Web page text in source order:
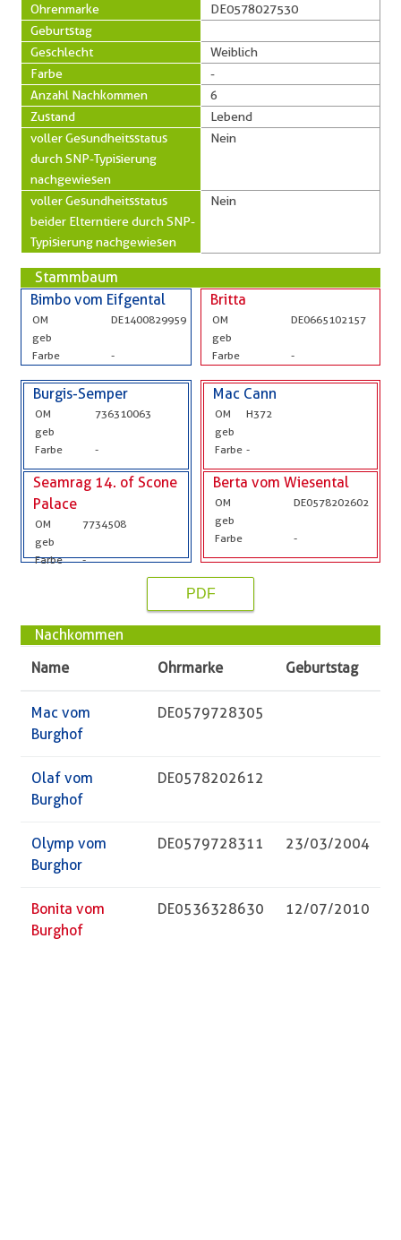
Ohrenmarke
DE0578027530
Geburtstag
Geschlecht
Weiblich
Farbe
-
Anzahl Nachkommen
6
Zustand
Lebend
voller Gesundheitsstatus
durch SNP-Typisierung
nachgewiesen
Nein
voller Gesundheitsstatus
beider Elterntiere durch SNP-
Typisierung nachgewiesen
Nein
Stammbaum
Bimbo vom Eifgental
OM
DE1400829959
geb
Farbe
-
Britta
OM
DE0665102157
geb
Farbe
-
Burgis-Semper
OM
736310063
geb
Farbe
-
Seamrag 14. of Scone
Palace
OM
7734508
geb
Farbe
-
Mac Cann
OM
H372
geb
Farbe -
Berta vom Wiesental
OM
DE0578202602
geb
Farbe
-
PDF
Nachkommen
Name
Ohrmarke Geburtstag
Mac vom
Burghof
DE0579728305
Olaf vom
Burghof
DE0578202612
Olymp vom
Burghor
DE0579728311 23/03/2004
Bonita vom
Burghof
DE0536328630 12/07/2010